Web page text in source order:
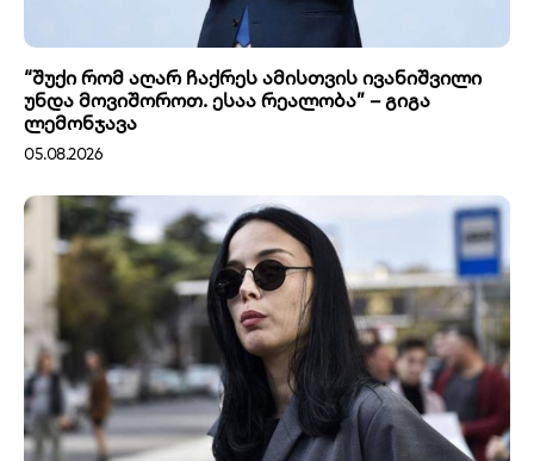
“შუქი რომ აღარ ჩაქრეს ამისთვის ივანიშვილი
უნდა მოვიშოროთ. ესაა რეალობა” – გიგა
ლემონჯავა
05.08.2026